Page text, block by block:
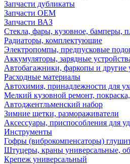
Запчасти дубликаты
Запчасти ОЕМ
Запчасти ВАЗ
Стекла, фары, кузовное, бамперы,
Радиаторы, комплектующие
Электропомпы, предпусковые
Аккумуляторы, зарядные
Автобагажники, фаркопы и другие
Расходные материалы
Автохимия, принадлежности для
Мелкий кузовной ремонт,
Автоджентльменский набор
Зимние щетки, размораживатели
Аксессуары, приспособления для
Инструменты
Гофры (виброкомпенсаторы)
Штуцеры, краны универсальные,
Крепеж универсальный